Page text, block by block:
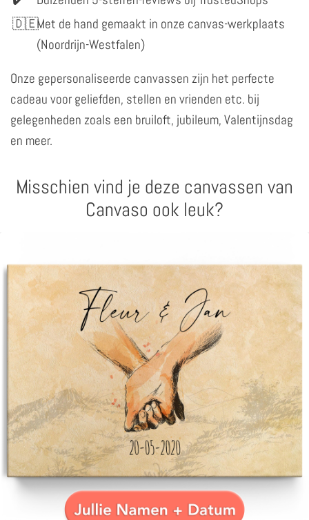
Met de hand gemaakt in onze canvas-werkplaats
(Noordrijn-Westfalen)
Onze gepersonaliseerde canvassen zijn het perfecte
cadeau voor geliefden, stellen en vrienden etc. bij
gelegenheden zoals een bruiloft, jubileum, Valentijnsdag
en meer.
Misschien vind je deze canvassen van
Canvaso ook leuk?